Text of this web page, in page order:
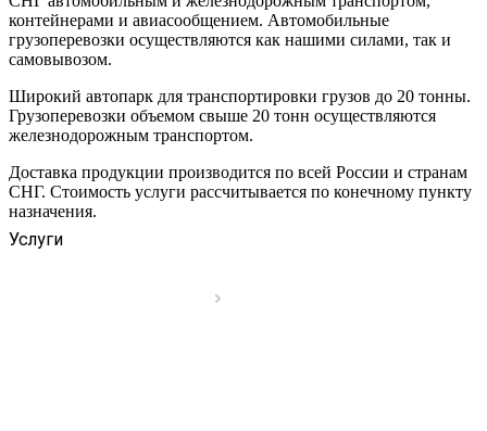
контейнерами и авиасообщением. Автомобильные
грузоперевозки осуществляются как нашими силами, так и
самовывозом.
Широкий автопарк для транспортировки грузов до 20 тонны.
Грузоперевозки объемом свыше 20 тонн осуществляются
железнодорожным транспортом.
Доставка продукции производится по всей России и странам
СНГ. Стоимость услуги рассчитывается по конечному пункту
назначения.
Услуги